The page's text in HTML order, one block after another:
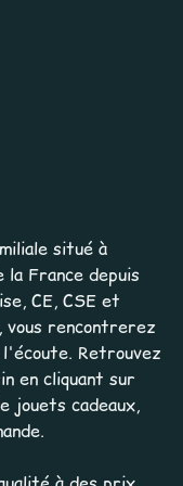
situé à
France depuis
CE, CSE et
vous rencontrerez
Retrouvez
en cliquant sur
jouets cadeaux,